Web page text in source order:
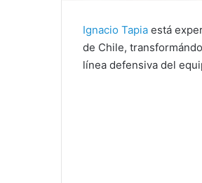
Ignacio Tapia está
de Chile,
línea defensiva del